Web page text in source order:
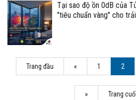
Tại sao độ ồn 0dB của
"tiêu chuẩn vàng" cho
Trang đầu « 1 2
» Trang cuối